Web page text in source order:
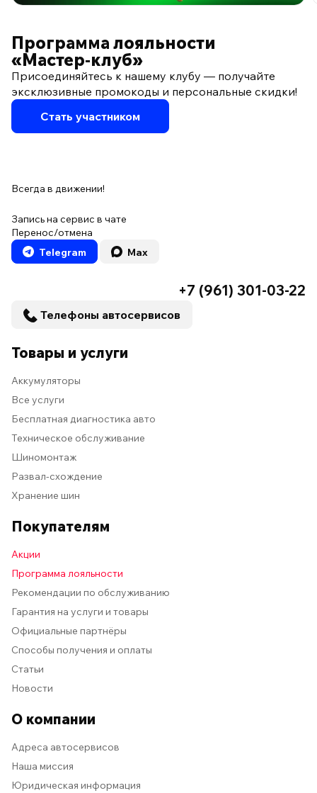
Программа лояльности
«Мастер‑клуб»
Присоединяйтесь к нашему клубу — получайте
эксклюзивные промокоды и персональные скидки!
Стать участником
Всегда в движении!
Запись на сервис в чате
Перенос/отмена
Telegram
Max
+7 (961) 301-03-22
Телефоны автосервисов
Товары и услуги
Аккумуляторы
Все услуги
Бесплатная диагностика авто
Техническое обслуживание
Шиномонтаж
Развал-схождение
Хранение шин
Покупателям
Акции
Программа лояльности
Рекомендации по обслуживанию
Гарантия на услуги и товары
Официальные партнёры
Способы получения и оплаты
Статьи
Новости
О компании
Адреса автосервисов
Наша миссия
Юридическая информация